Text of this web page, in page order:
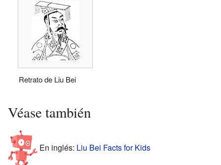
Retrato de Liu Bei
Véase también
En inglés: Liu Bei Facts for Kids